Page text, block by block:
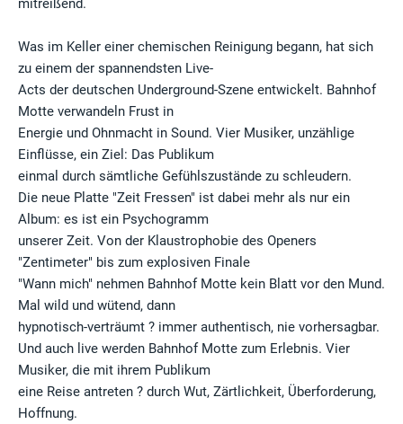
Was im Keller einer chemischen Reinigung begann, hat sich
zu einem der spannendsten Live-
Acts der deutschen Underground-Szene entwickelt. Bahnhof
Motte verwandeln Frust in
Energie und Ohnmacht in Sound. Vier Musiker, unzählige
Einflüsse, ein Ziel: Das Publikum
einmal durch sämtliche Gefühlszustände zu schleudern.
Die neue Platte "Zeit Fressen" ist dabei mehr als nur ein
Album: es ist ein Psychogramm
unserer Zeit. Von der Klaustrophobie des Openers
"Zentimeter" bis zum explosiven Finale
"Wann mich" nehmen Bahnhof Motte kein Blatt vor den Mund.
Mal wild und wütend, dann
hypnotisch-verträumt ? immer authentisch, nie vorhersagbar.
Und auch live werden Bahnhof Motte zum Erlebnis. Vier
Musiker, die mit ihrem Publikum
eine Reise antreten ? durch Wut, Zärtlichkeit, Überforderung,
Hoffnung.